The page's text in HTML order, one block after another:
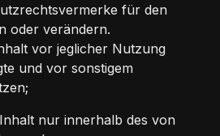
für den
oder verändern.
vor jeglicher Nutzung
und vor sonstigem
nur innerhalb des von